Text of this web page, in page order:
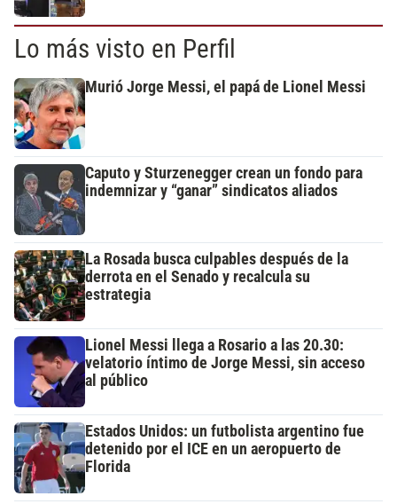
Lo más visto en Perfil
Murió Jorge Messi, el papá de Lionel Messi
Caputo y Sturzenegger crean un fondo para
indemnizar y “ganar” sindicatos aliados
La Rosada busca culpables después de la
derrota en el Senado y recalcula su
estrategia
Lionel Messi llega a Rosario a las 20.30:
velatorio íntimo de Jorge Messi, sin acceso
al público
Estados Unidos: un futbolista argentino fue
detenido por el ICE en un aeropuerto de
Florida